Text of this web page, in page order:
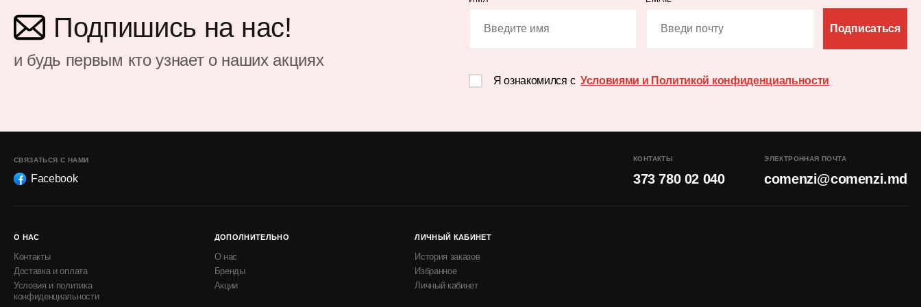
Подпишись на нас!
и будь первым кто узнает о наших акциях
Подписаться
Я ознакомился с Условиями и Политикой конфиденциальности
СВЯЗАТЬСЯ С НАМИ
Facebook
КОНТАКТЫ
373 780 02 040
ЭЛЕКТРОННАЯ ПОЧТА
comenzi@comenzi.md
О НАС
Контакты
Доставка и оплата
Условия и политика
конфиденциальности
ДОПОЛНИТЕЛЬНО
О нас
Бренды
Акции
ЛИЧНЫЙ КАБИНЕТ
История заказов
Избранное
Личный кабинет